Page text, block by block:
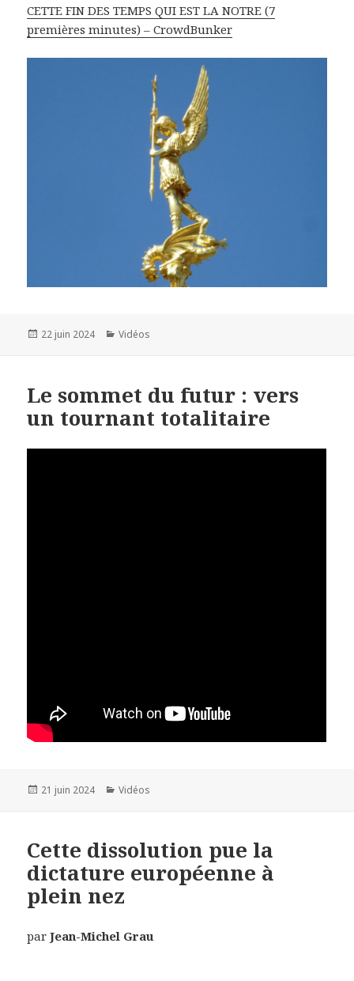
CETTE FIN DES TEMPS QUI EST LA NOTRE (7
premières minutes) – CrowdBunker
Publié
22 juin 2024 Catégories
Vidéos
Le sommet du futur : vers
un tournant totalitaire
Publié
21 juin 2024 Catégories
Vidéos
Cette dissolution pue la
dictature européenne à
plein nez
parJean-Michel Grau